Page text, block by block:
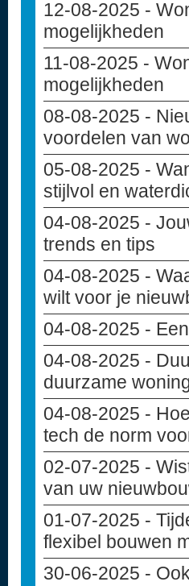
12-08-2025 -
mogelijkheden
11-08-2025 -
mogelijkheden
08-08-2025 -
voordelen van
05-08-2025 -
stijlvol en
04-08-2025 -
trends en tips
04-08-2025 -
wilt voor je
04-08-2025 -
04-08-2025 -
duurzame
04-08-2025 -
tech de norm
02-07-2025 -
van uw
01-07-2025 -
flexibel bouwen
30-06-2025 -